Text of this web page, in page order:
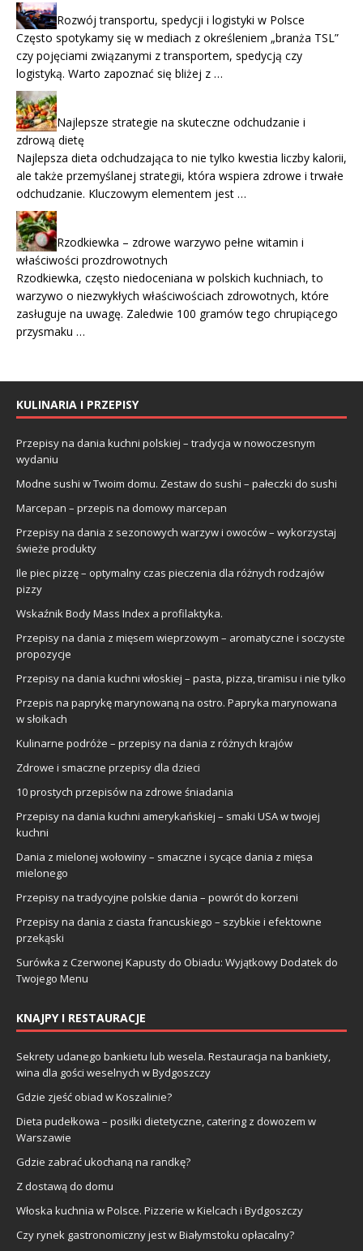
Rozwój transportu, spedycji i logistyki w Polsce
Często spotykamy się w mediach z określeniem „branża TSL”
czy pojęciami związanymi z transportem, spedycją czy
logistyką. Warto zapoznać się bliżej z …
Najlepsze strategie na skuteczne odchudzanie i
zdrową dietę
Najlepsza dieta odchudzająca to nie tylko kwestia liczby kalorii,
ale także przemyślanej strategii, która wspiera zdrowe i trwałe
odchudzanie. Kluczowym elementem jest …
Rzodkiewka – zdrowe warzywo pełne witamin i
właściwości prozdrowotnych
Rzodkiewka, często niedoceniana w polskich kuchniach, to
warzywo o niezwykłych właściwościach zdrowotnych, które
zasługuje na uwagę. Zaledwie 100 gramów tego chrupiącego
przysmaku …
KULINARIA I PRZEPISY
Przepisy na dania kuchni polskiej – tradycja w nowoczesnym
wydaniu
Modne sushi w Twoim domu. Zestaw do sushi – pałeczki do sushi
Marcepan – przepis na domowy marcepan
Przepisy na dania z sezonowych warzyw i owoców – wykorzystaj
świeże produkty
Ile piec pizzę – optymalny czas pieczenia dla różnych rodzajów
pizzy
Wskaźnik Body Mass Index a profilaktyka.
Przepisy na dania z mięsem wieprzowym – aromatyczne i soczyste
propozycje
Przepisy na dania kuchni włoskiej – pasta, pizza, tiramisu i nie tylko
Przepis na paprykę marynowaną na ostro. Papryka marynowana
w słoikach
Kulinarne podróże – przepisy na dania z różnych krajów
Zdrowe i smaczne przepisy dla dzieci
10 prostych przepisów na zdrowe śniadania
Przepisy na dania kuchni amerykańskiej – smaki USA w twojej
kuchni
Dania z mielonej wołowiny – smaczne i sycące dania z mięsa
mielonego
Przepisy na tradycyjne polskie dania – powrót do korzeni
Przepisy na dania z ciasta francuskiego – szybkie i efektowne
przekąski
Surówka z Czerwonej Kapusty do Obiadu: Wyjątkowy Dodatek do
Twojego Menu
KNAJPY I RESTAURACJE
Sekrety udanego bankietu lub wesela. Restauracja na bankiety,
wina dla gości weselnych w Bydgoszczy
Gdzie zjeść obiad w Koszalinie?
Dieta pudełkowa – posiłki dietetyczne, catering z dowozem w
Warszawie
Gdzie zabrać ukochaną na randkę?
Z dostawą do domu
Włoska kuchnia w Polsce. Pizzerie w Kielcach i Bydgoszczy
Czy rynek gastronomiczny jest w Białymstoku opłacalny?